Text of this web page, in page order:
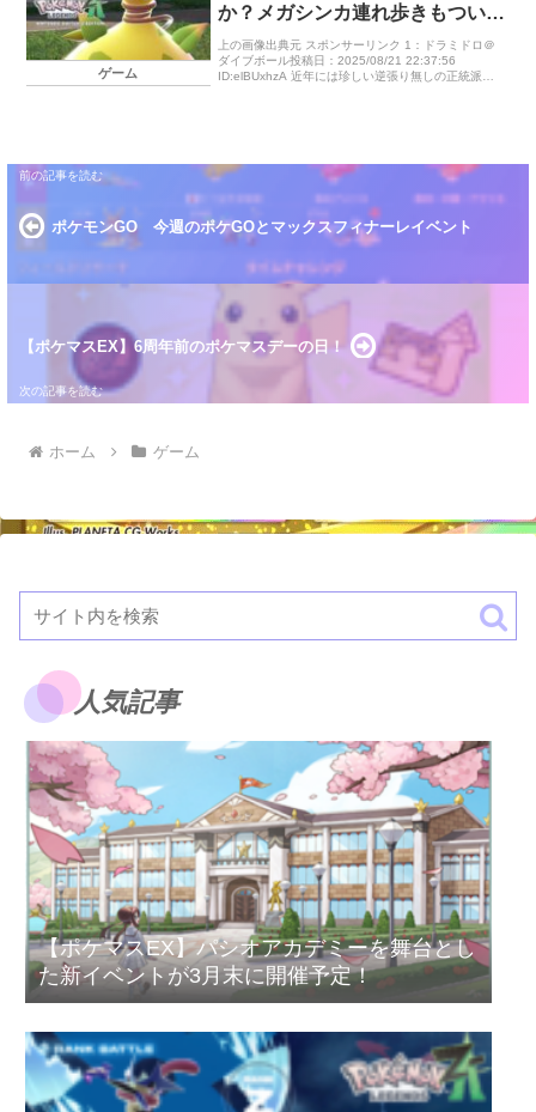
ゲーム
か？メガシンカ連れ歩きもついに
実現か
上の画像出典元 スポンサーリンク 1：ドラミドロ＠
ダイブボール投稿日：2025/08/21 22:37:56
ID:elBUxhzA 近年には珍しい逆張り無しの正統派き
ポケモンGO 今週のポケGOとマックスフィナーレイベント
【ポケマスEX】6周年前のポケマスデーの日！
ホーム ゲーム
人気記事
【ポケマスEX】パシオアカデミーを舞台とし
た新イベントが3月末に開催予定！